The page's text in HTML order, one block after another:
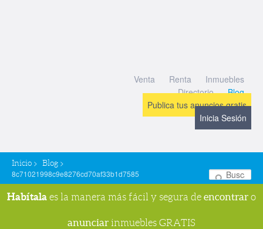
Venta Renta
Inmuebles
Directorio
Blog
Publica tus anuncios gratis
Inicia Sesión
Inicio > Blog >
8c71021998c9e8276cd70af33b1d7585
Habítala es la manera más fácil y segura de encontrar o
anunciar inmuebles GRATIS